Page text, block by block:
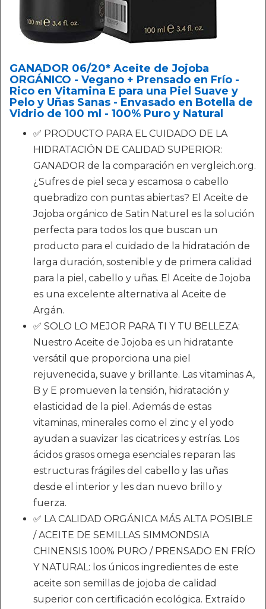
GANADOR 06/20* Aceite de Jojoba
ORGÁNICO - Vegano + Prensado en Frío -
Rico en Vitamina E para una Piel Suave y
Pelo y Uñas Sanas - Envasado en Botella de
Vidrio de 100 ml - 100% Puro y Natural
✅ PRODUCTO PARA EL CUIDADO DE LA
HIDRATACIÓN DE CALIDAD SUPERIOR:
GANADOR de la comparación en vergleich.org.
¿Sufres de piel seca y escamosa o cabello
quebradizo con puntas abiertas? El Aceite de
Jojoba orgánico de Satin Naturel es la solución
perfecta para todos los que buscan un
producto para el cuidado de la hidratación de
larga duración, sostenible y de primera calidad
para la piel, cabello y uñas. El Aceite de Jojoba
es una excelente alternativa al Aceite de
Argán.
✅ SOLO LO MEJOR PARA TI Y TU BELLEZA:
Nuestro Aceite de Jojoba es un hidratante
versátil que proporciona una piel
rejuvenecida, suave y brillante. Las vitaminas A,
B y E promueven la tensión, hidratación y
elasticidad de la piel. Además de estas
vitaminas, minerales como el zinc y el yodo
ayudan a suavizar las cicatrices y estrías. Los
ácidos grasos omega esenciales reparan las
estructuras frágiles del cabello y las uñas
desde el interior y les dan nuevo brillo y
fuerza.
✅ LA CALIDAD ORGÁNICA MÁS ALTA POSIBLE
/ ACEITE DE SEMILLAS SIMMONDSIA
CHINENSIS 100% PURO / PRENSADO EN FRÍO
Y NATURAL: los únicos ingredientes de este
aceite son semillas de jojoba de calidad
superior con certificación ecológica. Extraído